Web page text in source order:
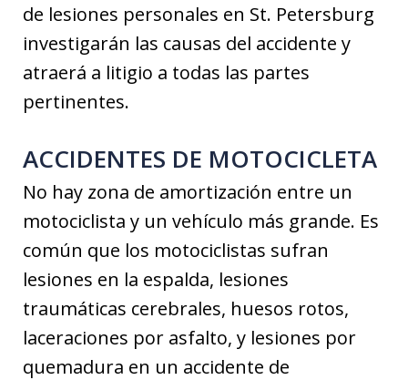
de lesiones personales en St. Petersburg
investigarán las causas del accidente y
atraerá a litigio a todas las partes
pertinentes.
ACCIDENTES DE MOTOCICLETA
No hay zona de amortización entre un
motociclista y un vehículo más grande. Es
común que los motociclistas sufran
lesiones en la espalda, lesiones
traumáticas cerebrales, huesos rotos,
laceraciones por asfalto, y lesiones por
quemadura en un accidente de